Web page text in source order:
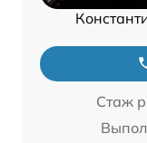
Стаж